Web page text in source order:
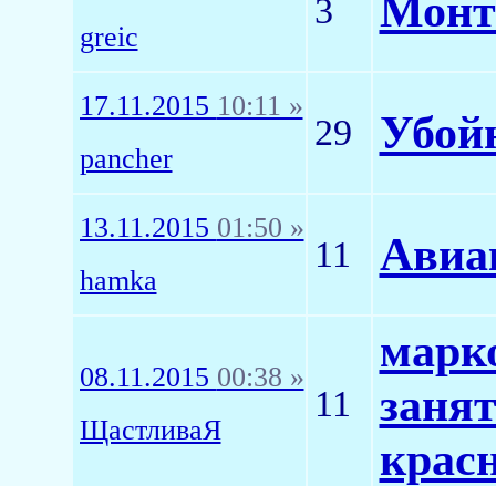
greic
3
17.11.2015 10:11 »
pancher
29
13.11.2015 01:50 »
hamka
11
08.11.2015 00:38 »
ЩастливаЯ
11